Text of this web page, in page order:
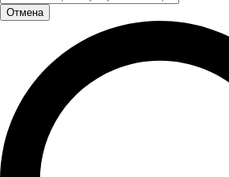
Отмена